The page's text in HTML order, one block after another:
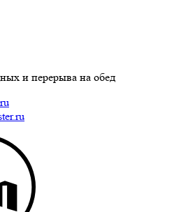
и перерыва на обед